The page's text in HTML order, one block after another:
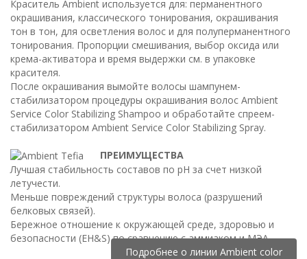
Краситель Ambient используется для: перманентного
окрашивания, классического тонирования, окрашивания
тон в тон, для осветления волос и для полуперманентного
тонирования. Пропорции смешивания, выбор оксида или
крема-активатора и время выдержки см. в упаковке
красителя.
После окрашивания вымойте волосы шампунем-
стабилизатором процедуры окрашивания волос Ambient
Service Color Stabilizing Shampoo и обработайте спреем-
стабилизатором Ambient Service Color Stabilizing Spray.
ПРЕИМУЩЕСТВА
Лучшая стабильность составов по pH за счет низкой
летучести.
Меньше повреждений структуры волоса (разрушений
белковых связей).
Бережное отношение к окружающей среде, здоровью и
безопасности (EH&S) по сравнению с аммиаком и МЭА.
Подробнее о линии Ambient color